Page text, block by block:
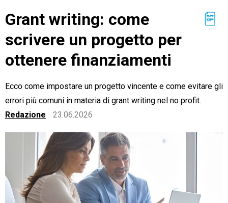
CRM
Ecommerce
Email Marketing
Fatturazione
Financial Solutions
HR
Grant writing: come
scrivere un progetto per
ottenere finanziamenti
Ecco come impostare un progetto vincente e come evitare gli
errori più comuni in materia di grant writing nel no profit.
Redazione
23.06.2026